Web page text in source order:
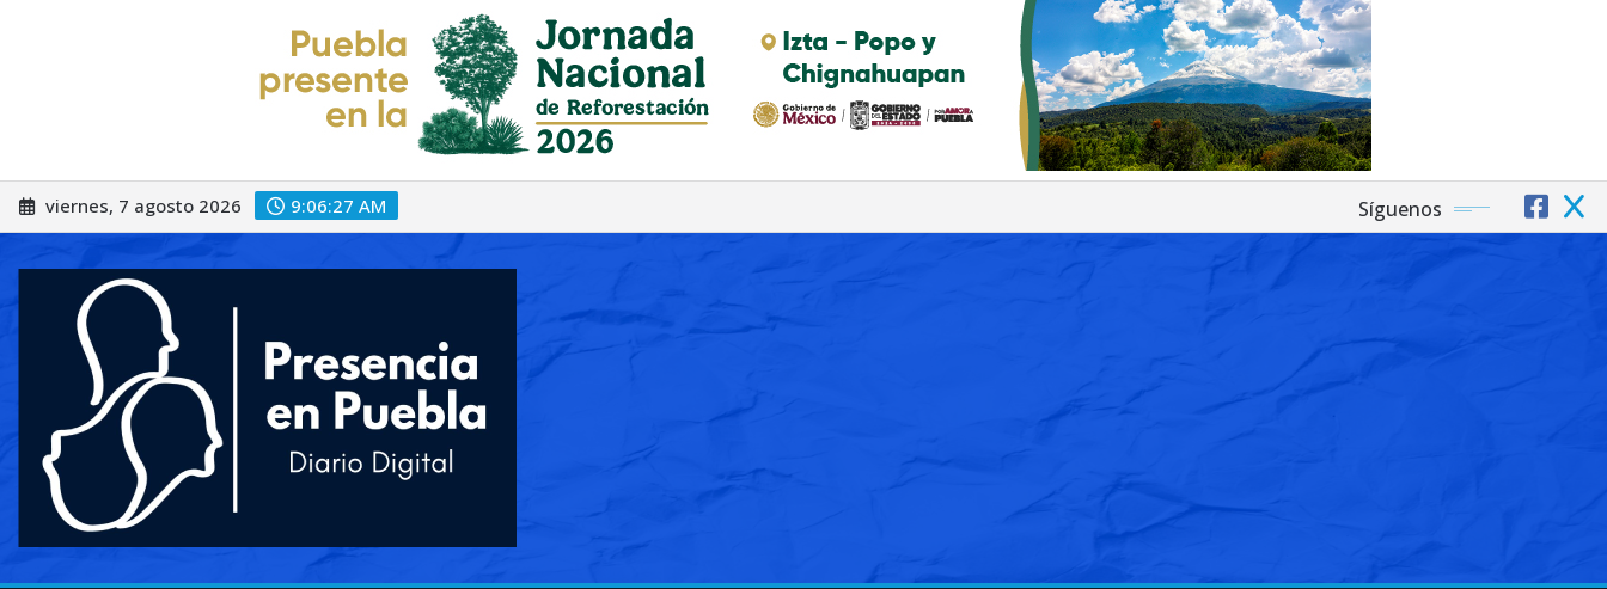
Saltar
al
viernes, 7 agosto 2026 9:06:29 AM Síguenos